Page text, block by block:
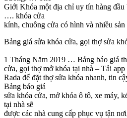
Giới Khóa một địa chỉ uy tín hàng
…. khóa cửa
kính, chuông cửa có hình và nhiều
Bảng giá sửa khóa cửa, gọi thợ sửa
1 Tháng Năm 2019 … Bảng báo giá
cửa, gọi thợ mở khóa tại nhà – Tải app
Rada để đặt thợ sửa khóa nhanh, tin
Bảng báo giá
sửa khóa cửa, mở khóa ô tô, xe
tại nhà sẽ
được các nhà cung cấp phục vụ tận